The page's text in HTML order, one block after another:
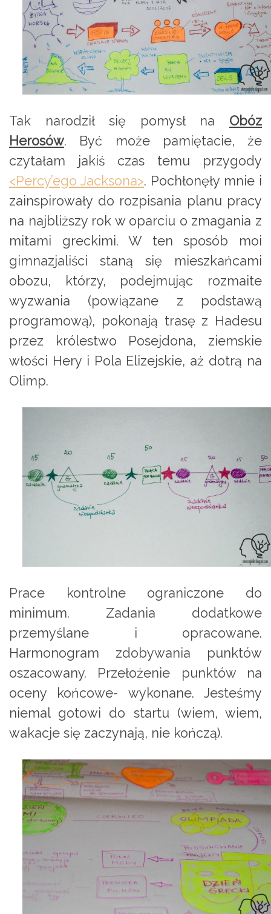
Tak narodził się pomysł na Obóz
Herosów. Być może pamiętacie, że
czytałam jakiś czas temu przygody
<Percy’ego Jacksona>. Pochłonęły mnie i
zainspirowały do rozpisania planu pracy
na najbliższy rok w oparciu o zmagania z
mitami greckimi. W ten sposób moi
gimnazjaliści staną się mieszkańcami
obozu, którzy, podejmując rozmaite
wyzwania (powiązane z podstawą
programową), pokonają trasę z Hadesu
przez królestwo Posejdona, ziemskie
włości Hery i Pola Elizejskie, aż dotrą na
Olimp.
Prace kontrolne ograniczone do
minimum. Zadania dodatkowe
przemyślane i opracowane.
Harmonogram zdobywania punktów
oszacowany. Przełożenie punktów na
oceny końcowe- wykonane. Jesteśmy
niemal gotowi do startu (wiem, wiem,
wakacje się zaczynają, nie kończą).